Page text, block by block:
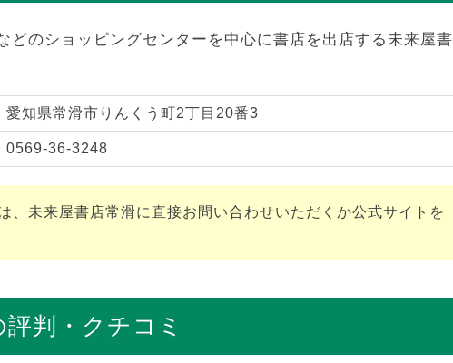
どのショッピングセンターを中心に書店を出店する未来屋書
愛知県常滑市りんくう町2丁目20番3
0569-36-3248
、未来屋書店常滑に直接お問い合わせいただくか公式サイトを
判・クチコミ